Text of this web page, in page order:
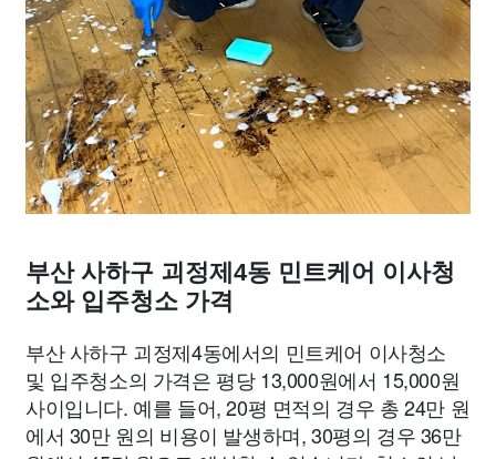
부산 사하구 괴정제4동 민트케어 이사청
소와 입주청소 가격
부산 사하구 괴정제4동에서의 민트케어 이사청소
및 입주청소의 가격은 평당 13,000원에서 15,000원
사이입니다. 예를 들어, 20평 면적의 경우 총 24만 원
에서 30만 원의 비용이 발생하며, 30평의 경우 36만